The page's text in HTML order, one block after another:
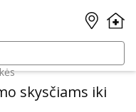
skysčiams iki